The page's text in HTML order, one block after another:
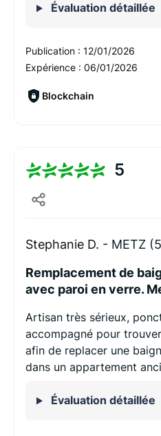
Évaluation détaillée
Publication : 12/01/2026
Expérience : 06/01/2026
Blockchain
5
Stephanie D. - METZ
Remplacement de
avec paroi en verre.
Artisan très sérieux,
accompagné pour
afin de replacer une
dans un appartement
Évaluation détaillée